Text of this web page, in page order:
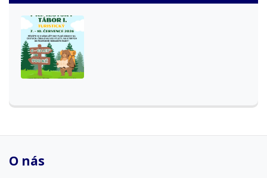
O nás